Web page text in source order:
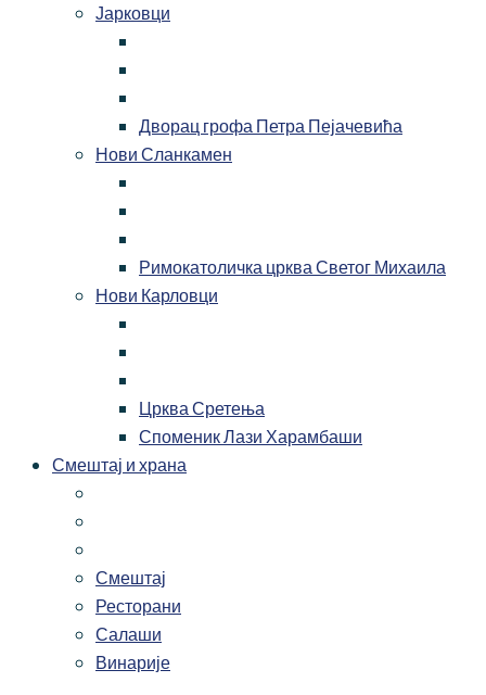
Јарковци
Дворац грофа Петра Пејачевића
Нови Сланкамен
Римокатоличка црква Светог Михаила
Нови Карловци
Црква Сретења
Споменик Лази Харамбаши
Смештај и храна
Смештај
Ресторани
Салаши
Винарије